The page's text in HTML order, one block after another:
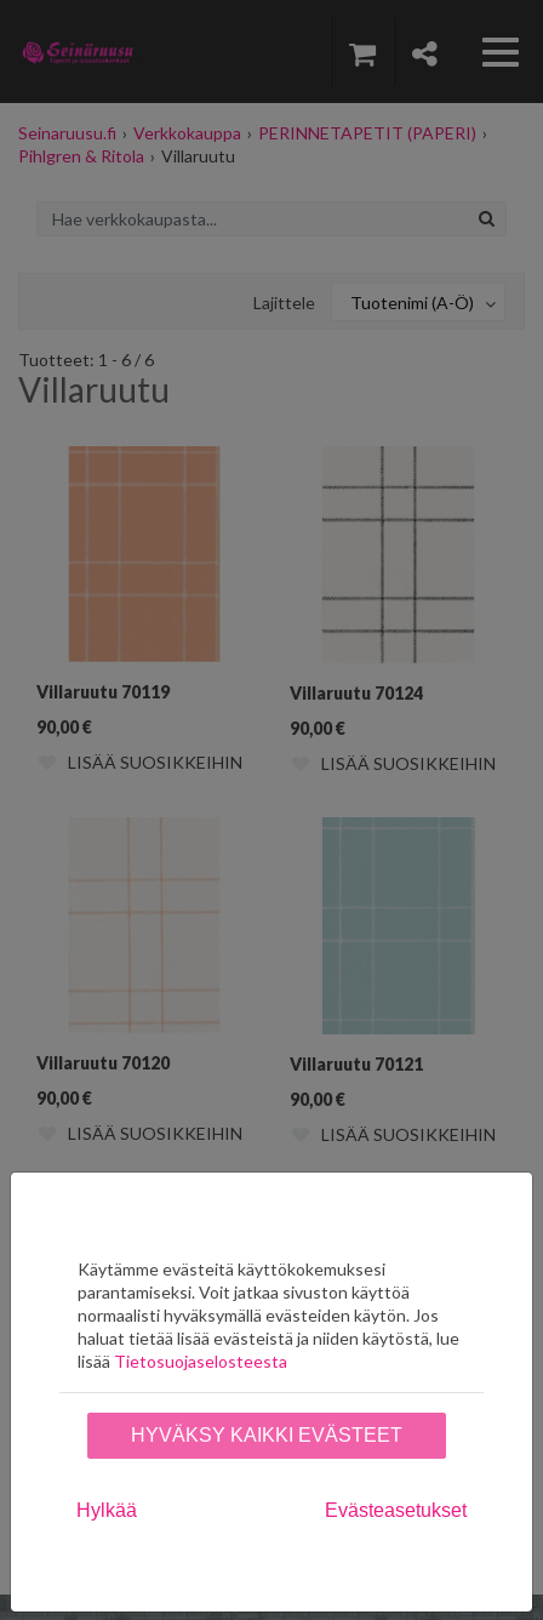
Seinaruusu.fi › Verkkokauppa › PERINNETAPETIT (PAPERI) ›
Pihlgren & Ritola › Villaruutu
Lajittele Tuotenimi (A-Ö)
Tuotteet: 1 - 6 / 6
Villaruutu
Villaruutu 70119
90,00€
LISÄÄ SUOSIKKEIHIN
Villaruutu 70124
90,00€
LISÄÄ SUOSIKKEIHIN
Villaruutu 70120
90,00€
LISÄÄ SUOSIKKEIHIN
Villaruutu 70121
90,00€
LISÄÄ SUOSIKKEIHIN
Villaruutu 70122
LISÄÄ SUOSIKKEIHIN
Villaruutu 70123
LISÄÄ SUOSIKKEIHIN
Käytämme evästeitä käyttökokemuksesi
parantamiseksi. Voit jatkaa sivuston käyttöä
normaalisti hyväksymällä evästeiden käytön. Jos
haluat tietää lisää evästeistä ja niiden käytöstä, lue
lisää Tietosuojaselosteesta
HYVÄKSY KAIKKI EVÄSTEET
Hylkää Evästeasetukset